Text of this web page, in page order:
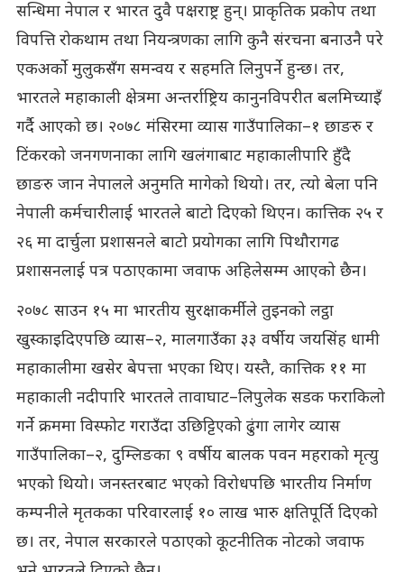
सन्धिमा नेपाल र भारत दुवै पक्षराष्ट्र हुन्। प्राकृतिक प्रकोप तथा
विपत्ति रोकथाम तथा नियन्त्रणका लागि कुनै संरचना बनाउनै परे
एकअर्को मुलुकसँग समन्वय र सहमति लिनुपर्ने हुन्छ। तर,
भारतले महाकाली क्षेत्रमा अन्तर्राष्ट्रिय कानुनविपरीत बलमिच्याइँ
गर्दै आएको छ। २०७८ मंसिरमा व्यास गाउँपालिका–१ छाङरु र
टिंकरको जनगणनाका लागि खलंगाबाट महाकालीपारि हुँदै
छाङरु जान नेपालले अनुमति मागेको थियो। तर, त्यो बेला पनि
नेपाली कर्मचारीलाई भारतले बाटो दिएको थिएन। कात्तिक २५ र
२६ मा दार्चुला प्रशासनले बाटो प्रयोगका लागि पिथौरागढ
प्रशासनलाई पत्र पठाएकामा जवाफ अहिलेसम्म आएको छैन।
२०७८ साउन १५ मा भारतीय सुरक्षाकर्मीले तुइनको लट्ठा
खुस्काइदिएपछि व्यास–२, मालगाउँका ३३ वर्षीय जयसिंह धामी
महाकालीमा खसेर बेपत्ता भएका थिए। यस्तै, कात्तिक ११ मा
महाकाली नदीपारि भारतले तावाघाट–लिपुलेक सडक फराकिलो
गर्ने क्रममा विस्फोट गराउँदा उछिट्टिएको ढुंगा लागेर व्यास
गाउँपालिका–२, दुम्लिङका ९ वर्षीय बालक पवन महराको मृत्यु
भएको थियो। जनस्तरबाट भएको विरोधपछि भारतीय निर्माण
कम्पनीले मृतकका परिवारलाई १० लाख भारु क्षतिपूर्ति दिएको
छ। तर, नेपाल सरकारले पठाएको कूटनीतिक नोटको जवाफ